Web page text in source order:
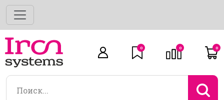
0 0 0